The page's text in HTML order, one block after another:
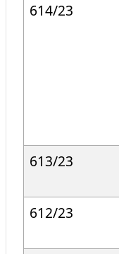
614/23
613/23
612/23